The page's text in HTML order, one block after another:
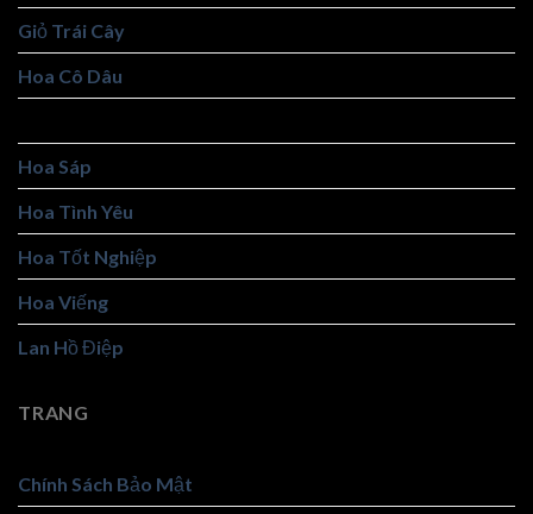
Giỏ Trái Cây
Hoa Cô Dâu
Hoa Sáp
Hoa Tình Yêu
Hoa Tốt Nghiệp
Hoa Viếng
Lan Hồ Điệp
TRANG
Chính Sách Bảo Mật